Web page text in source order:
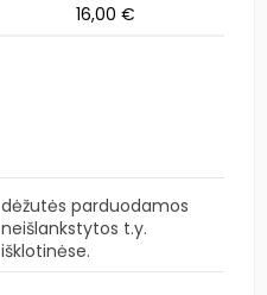
16,00 €
dėžutės parduodamos
neišlankstytos t.y.
išklotinėse.